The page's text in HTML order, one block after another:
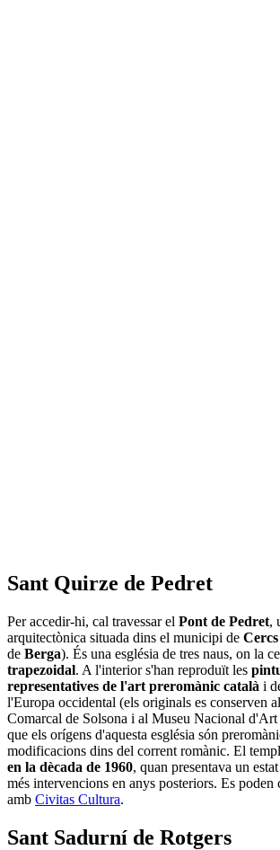
Sant Quirze de Pedret
Per accedir-hi, cal travessar el Pont de Pedret,
arquitectònica situada dins el municipi de Cercs
de Berga). És una església de tres naus, on la
trapezoidal. A l'interior s'han reproduït les
representatives de l'art preromànic català i
l'Europa occidental (els originals es conserven
Comarcal de Solsona i al Museu Nacional
que els orígens d'aquesta església són
modificacions dins del corrent romànic. El
en la dècada de 1960, quan presentava un
més intervencions en anys posteriors. Es poden
amb Civitas Cultura.
Sant Sadurní de Rotgers